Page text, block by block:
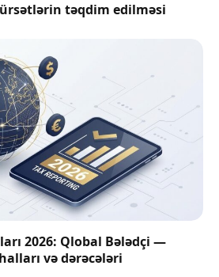
təqdim edilməsi
2026: Qlobal Bələdçi —
və dərəcələri